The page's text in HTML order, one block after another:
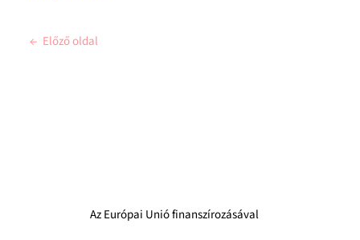
← Előző oldal
Az Európai Unió finanszírozásával